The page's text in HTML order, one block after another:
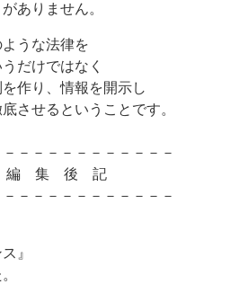
ありません。
うな法律を
だけではなく
作り、情報を開示し
させるということです。
－－－－－－－－－－－
記
－－－－－－－－－－－
』